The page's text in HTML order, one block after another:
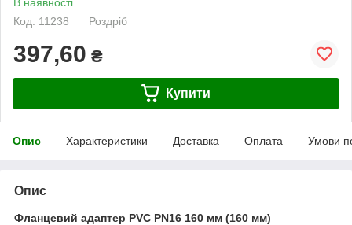
Код: 11238
Роздріб
397,60 ₴
Купити
Опис Характеристики Доставка Оплата Умови
Опис
Фланцевий адаптер PVC PN16 160 мм (160 мм)